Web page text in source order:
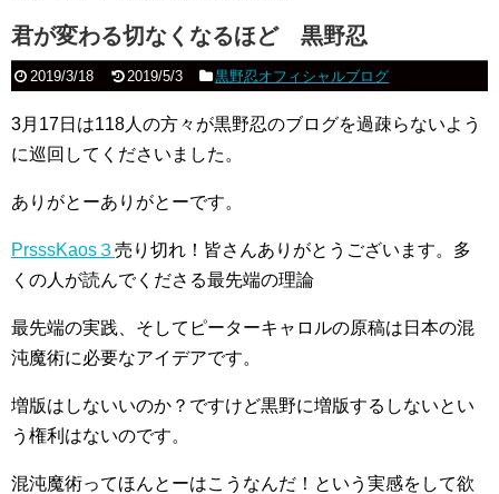
君が変わる切なくなるほど 黒野忍
2019/3/18 2019/5/3 黒野忍オフィシャルブログ
3月17日は118人の方々が黒野忍のブログを過疎らないよう
に巡回してくださいました。
ありがとーありがとーです。
PrsssKaos３売り切れ！皆さんありがとうございます。多
くの人が読んでくださる最先端の理論
最先端の実践、そしてピーターキャロルの原稿は日本の混
沌魔術に必要なアイデアです。
増版はしないいのか？ですけど黒野に増版するしないとい
う権利はないのです。
混沌魔術ってほんとーはこうなんだ！という実感をして欲